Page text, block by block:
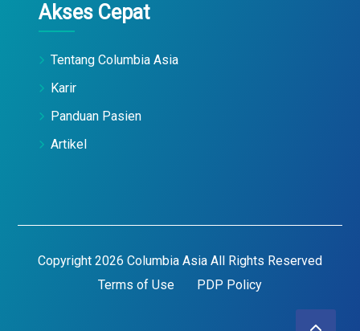
Akses Cepat
Tentang Columbia Asia
Karir
Panduan Pasien
Artikel
Copyright 2026 Columbia Asia All Rights Reserved
Terms of Use
PDP Policy